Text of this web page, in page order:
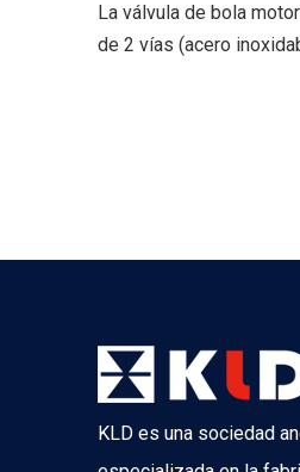
La válvula de bola
de 2 vías (acero
KLD es una sociedad